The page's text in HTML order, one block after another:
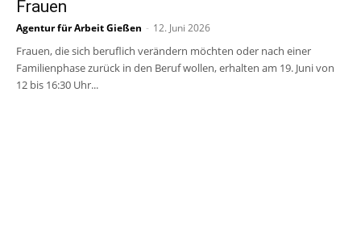
Frauen
Agentur für Arbeit Gießen - 12. Juni 2026
Frauen, die sich beruflich verändern möchten oder nach einer
Familienphase zurück in den Beruf wollen, erhalten am 19. Juni von
12 bis 16:30 Uhr...